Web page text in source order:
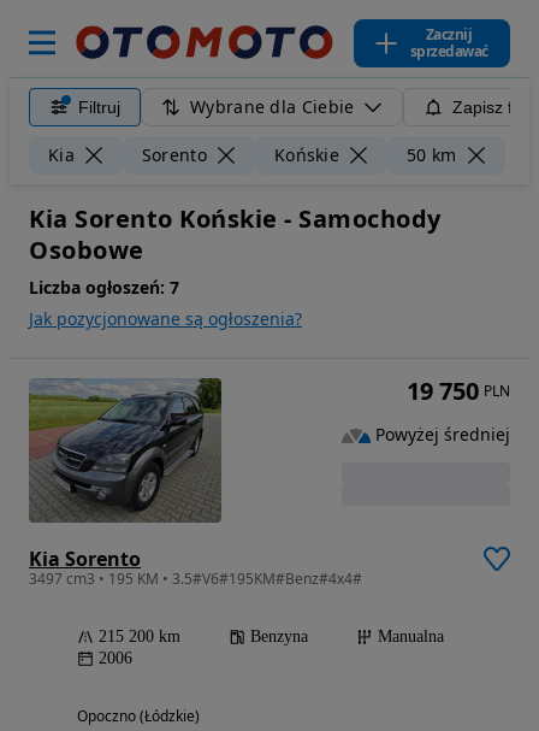
Zacznij
sprzedawać
Filtruj Wybrane dla Ciebie Zapisz
Kia Sorento Końskie 50 km
Kia Sorento Końskie - Samochody
Osobowe
Liczba ogłoszeń: 7
Jak pozycjonowane są ogłoszenia?
Kia Sorento
3497 cm3 • 195 KM • 3.5#V6#195KM#Benz#4x4#
215 200 km Benzyna
Manualna
2006
Opoczno (Łódzkie)
19 750 PLN
Powyżej średniej